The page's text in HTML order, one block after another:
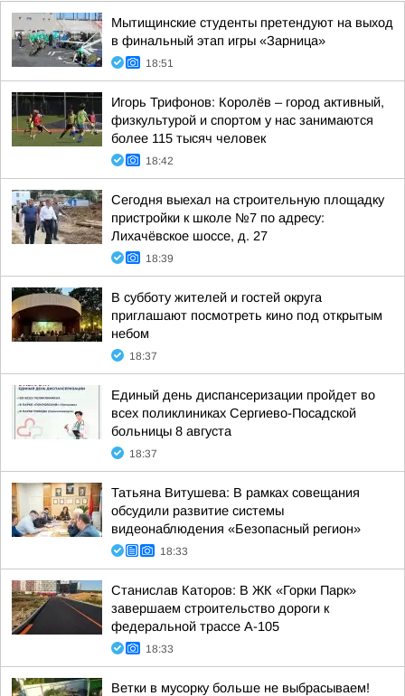
Мытищинские студенты претендуют на выход
в финальный этап игры «Зарница»
18:51
Игорь Трифонов: Королёв – город активный,
физкультурой и спортом у нас занимаются
более 115 тысяч человек
18:42
Сегодня выехал на строительную площадку
пристройки к школе №7 по адресу:
Лихачёвское шоссе, д. 27
18:39
В субботу жителей и гостей округа
приглашают посмотреть кино под открытым
небом
18:37
Единый день диспансеризации пройдет во
всех поликлиниках Сергиево-Посадской
больницы 8 августа
18:37
Татьяна Витушева: В рамках совещания
обсудили развитие системы
видеонаблюдения «Безопасный регион»
18:33
Станислав Каторов: В ЖК «Горки Парк»
завершаем строительство дороги к
федеральной трассе А-105
18:33
Ветки в мусорку больше не выбрасываем!